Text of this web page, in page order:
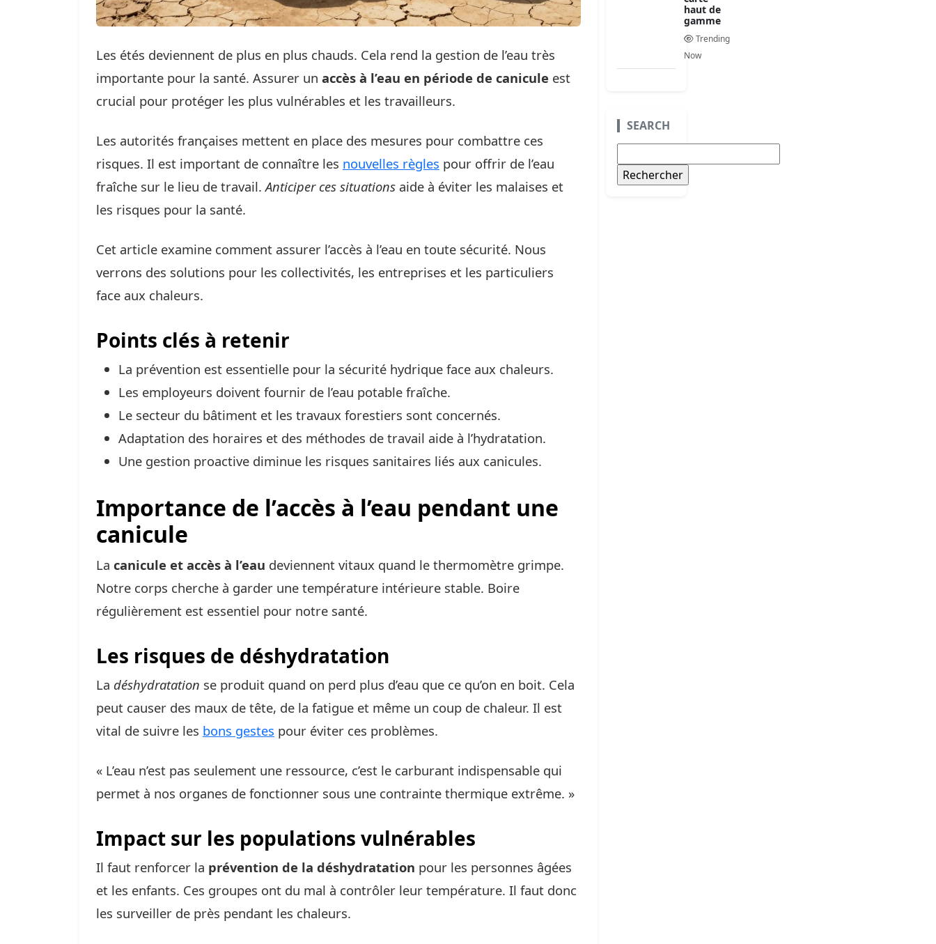
Les étés deviennent de plus en plus chauds. Cela rend la gestion de l’eau très
importante pour la santé. Assurer un accès à l’eau en période de canicule est
crucial pour protéger les plus vulnérables et les travailleurs.
Les autorités françaises mettent en place des mesures pour combattre ces
risques. Il est important de connaître les nouvelles règles pour offrir de l’eau
fraîche sur le lieu de travail.Anticiper ces situations aide à éviter les malaises et
les risques pour la santé.
Cet article examine comment assurer l’accès à l’eau en toute sécurité. Nous
verrons des solutions pour les collectivités, les entreprises et les particuliers
face aux chaleurs.
Points clés à retenir
La prévention est essentielle pour la sécurité hydrique face aux chaleurs.
Les employeurs doivent fournir de l’eau potable fraîche.
Le secteur du bâtiment et les travaux forestiers sont concernés.
Adaptation des horaires et des méthodes de travail aide à l’hydratation.
Une gestion proactive diminue les risques sanitaires liés aux canicules.
Importance de l’accès à l’eau pendant une
canicule
La canicule et accès à l’eau deviennent vitaux quand le thermomètre grimpe.
Notre corps cherche à garder une température intérieure stable. Boire
régulièrement est essentiel pour notre santé.
Les risques de déshydratation
La déshydratation se produit quand on perd plus d’eau que ce qu’on en boit. Cela
peut causer des maux de tête, de la fatigue et même un coup de chaleur. Il est
vital de suivre les bons gestes pour éviter ces problèmes.
« L’eau n’est pas seulement une ressource, c’est le carburant indispensable qui
permet à nos organes de fonctionner sous une contrainte thermique extrême. »
Impact sur les populations vulnérables
Il faut renforcer la prévention de la déshydratation pour les personnes âgées
et les enfants. Ces groupes ont du mal à contrôler leur température. Il faut donc
les surveiller de près pendant les chaleurs.
haut de
gamme
Trending
Now
SEARCH